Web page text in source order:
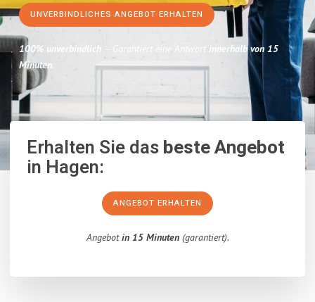
UNVERBINDLICHES ANGEBOT ERHALTEN
100% unverbindlich – Garantiert eine Antwort innerhalb von 15
Minuten.
Erhalten Sie dasbeste Angebot
in Hagen:
ANGEBOT ERHALTEN
Angebotin 15 Minuten(garantiert).